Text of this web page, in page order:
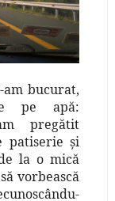
bucurat,
pe apă:
pregătit
patiserie şi
la o mică
vorbească